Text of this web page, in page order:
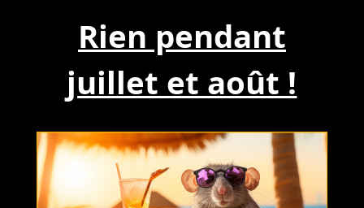
Rien pendant
juillet et août !